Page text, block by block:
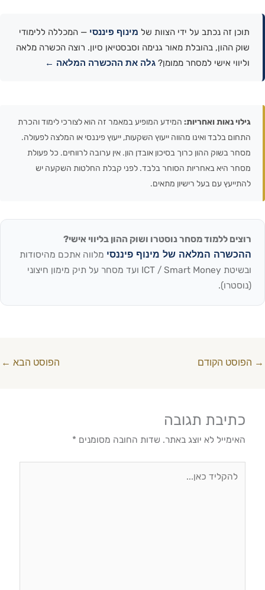
תוכן זה נכתב על ידי הצוות של מינוף פיננסי — המכללה ללימודי
שוק ההון, בהובלת מאור גנימה וסבסטיאן סיון. רוצה הכשרה מלאה
וליווי אישי למסחר ממומן? גלה את ההכשרה המלאה ←
גילוי נאות ואחריות: המידע המופיע במאמר זה הוא לצורכי לימוד והכרת
התחום בלבד ואינו מהווה ייעוץ השקעות, ייעוץ פיננסי או המלצה לפעולה.
מסחר בשוק ההון כרוך בסיכון אובדן הון. אין ערובה לרווחים. כל פעולת
מסחר היא באחריות הסוחר בלבד. לפני קבלת החלטות השקעה יש
להתייעץ עם בעל רישיון מתאים.
רוצים ללמוד מסחר נוסטרו ושוק ההון בליווי אישי?
ההכשרה המלאה של מינוף פיננסי מלווה אתכם מהיסודות
ובשיטת ICT / Smart Money ועד מסחר על תיק מימון חיצוני
(נוסטרו).
→ הפוסט הקודם הפוסט הבא ←
כתיבת תגובה
האימייל לא יוצג באתר. שדות החובה מסומנים *